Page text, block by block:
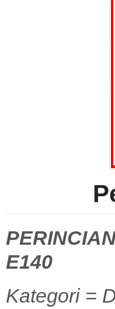
E140
Kategori =